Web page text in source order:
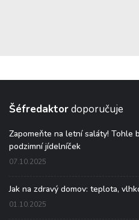
Šéfredaktordoporučuje
Zapomeňte na letní saláty! Tohle
podzimní jídelníček
07.10.2025
Jak na zdravý domov: teplota,
01.10.2025